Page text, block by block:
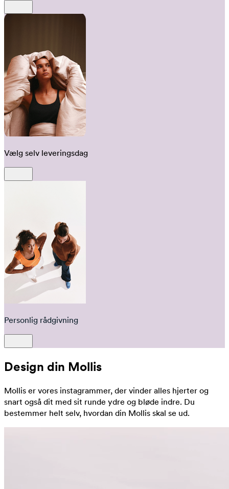
Vælg selv leveringsdag
Personlig rådgivning
Design din Mollis
Mollis er vores instagrammer, der vinder alles hjerter og
snart også dit med sit runde ydre og bløde indre. Du
bestemmer helt selv, hvordan din Mollis skal se ud.